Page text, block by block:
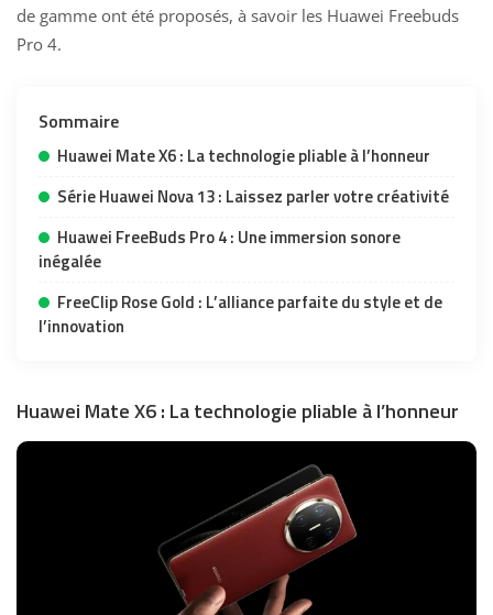
de gamme ont été proposés, à savoir les Huawei Freebuds
Pro 4.
Sommaire
Huawei Mate X6 : La technologie pliable à l’honneur
Série Huawei Nova 13 : Laissez parler votre créativité
Huawei FreeBuds Pro 4 : Une immersion sonore
inégalée
FreeClip Rose Gold : L’alliance parfaite du style et de
l’innovation
Huawei Mate X6 : La technologie pliable à l’honneur